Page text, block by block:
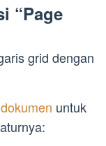
“Page
grid dengan
dokumen untuk